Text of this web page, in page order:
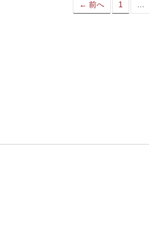
← 前へ 1 …